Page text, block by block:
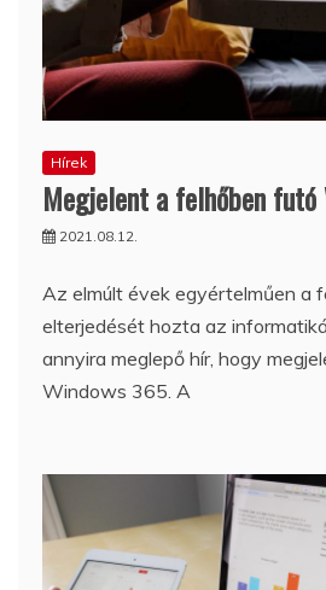
Hírek
Megjelent a felhőben futó
2021.08.12.
Az elmúlt évek egyértelműen a
elterjedését hozta az
annyira meglepő hír, hogy
Windows 365. A